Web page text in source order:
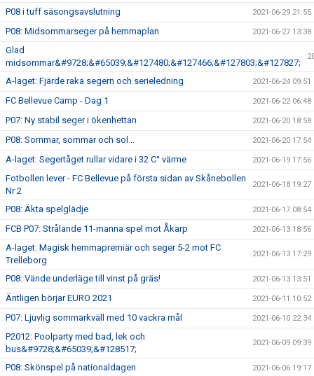
P08 i tuff säsongsavslutning 2021-06-29 21:55
P08: Midsommarseger på hemmaplan 2021-06-27 13:38
Glad
midsommar&#9728;&#65039;&#127480;&#127466;&#127803;&#127827;
A-laget: Fjärde raka segern och serieledning 2021-06-24 09:51
FC Bellevue Camp - Dag 1 2021-06-22 06:48
P07: Ny stabil seger i ökenhettan 2021-06-20 18:58
P08: Sommar, sommar och sol... 2021-06-20 17:54
A-laget: Segertåget rullar vidare i 32 C° värme 2021-06-19 17:56
Fotbollen lever - FC Bellevue på första sidan av Skånebollen
Nr 2
2021-06-18 19:27
P08: Äkta spelglädje 2021-06-17 08:54
FCB P07: Strålande 11-manna spel mot Åkarp 2021-06-13 18:56
A-laget: Magisk hemmapremiär och seger 5-2 mot FC
Trelleborg
2021-06-13 17:29
P08: Vände underläge till vinst på gräs! 2021-06-13 13:51
Äntligen börjar EURO 2021 2021-06-11 10:52
P07: Ljuvlig sommarkväll med 10 vackra mål 2021-06-10 22:34
P2012: Poolparty med bad, lek och
bus&#9728;&#65039;&#128517;
2021-06-09 09:39
P08: Skönspel på nationaldagen 2021-06-06 19:17